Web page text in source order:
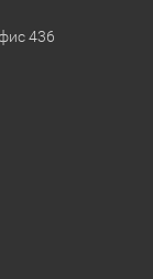
436